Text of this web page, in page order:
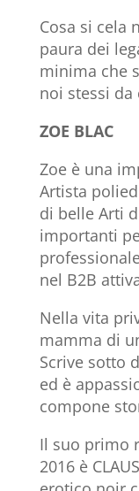
Cosa si cela
paura dei
minima che
noi stessi da
ZOE BLAC
Zoe è una
Artista
di belle Arti
importanti
nel B2B
Nella vita
mamma di
Scrive sotto
ed è
compone
Il suo primo
2016 è